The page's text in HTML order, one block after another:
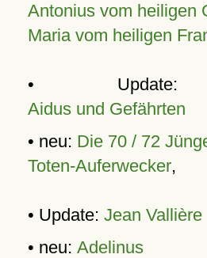
Antonius vom heiligen
Maria vom heiligen
•
Aidus und Gefährten
• neu: Die 70 / 72
Toten-Auferwecker,
• Update: Jean Vallière
• neu: Adelinus